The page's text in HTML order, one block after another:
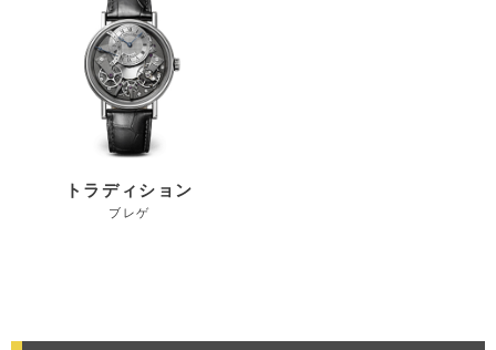
トラディション
ブレゲ